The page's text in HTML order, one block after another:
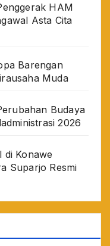
HAM
Asta Cita
Barengan
Muda
Budaya
2026
di Konawe
Suparjo Resmi